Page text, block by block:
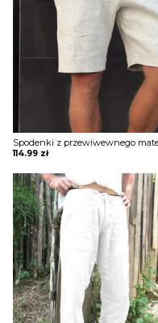
114.99 zł